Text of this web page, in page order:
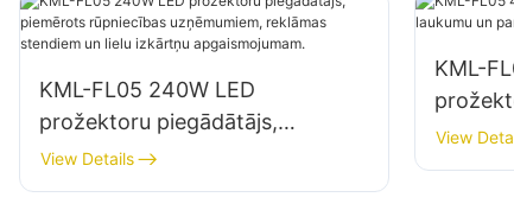
KML-FL05 240W LED
prožektoru piegādātājs,
piemērots rūpniecības
uzņēmumiem, reklāmas
View Details
KML-
un
View